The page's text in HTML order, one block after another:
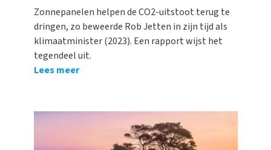
Zonnepanelen helpen de CO2-uitstoot terug te
dringen, zo beweerde Rob Jetten in zijn tijd als
klimaatminister (2023). Een rapport wijst het
tegendeel uit.
Lees meer